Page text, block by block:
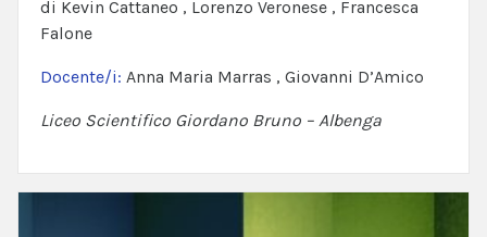
di Kevin Cattaneo , Lorenzo Veronese , Francesca
Falone
Docente/i: Anna Maria Marras , Giovanni D’Amico
Liceo Scientifico Giordano Bruno – Albenga